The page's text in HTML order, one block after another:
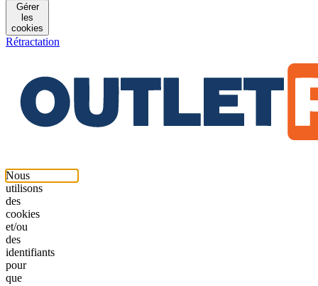
Gérer
les
cookies
Rétractation
Nous
utilisons
des
cookies
et/ou
des
identifiants
pour
que